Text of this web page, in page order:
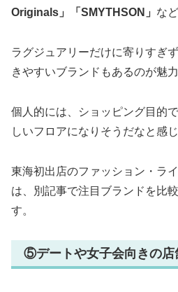
Originals」「SMYTHSON」 な
ラグジュアリーだけに寄りすぎ
きやすいブランドもあるのが魅力
個人的には、ショッピング目的
しいフロアになりそうだなと感じ
東海初出店のファッション・ラ
は、別記事で注目ブランドを比
す。
⑤デートや女子会向きの店